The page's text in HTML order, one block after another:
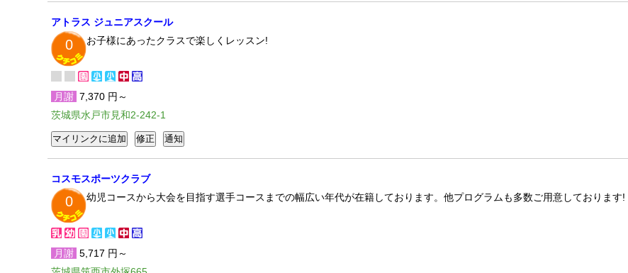
アトラス ジュニアスクール
0 お子様にあったクラスで楽しくレッスン!
月謝 7,370 円～
茨城県水戸市見和2-242-1
コスモスポーツクラブ
0 幼児コースから大会を目指す選手コースまでの幅広い年代が在籍しております。他プログラムも多数ご用意しております!
月謝 5,717 円～